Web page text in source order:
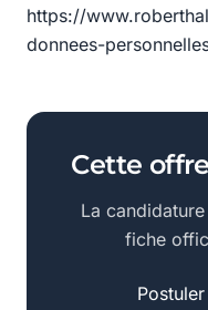
https://
donnees-
Cette
La
fiche